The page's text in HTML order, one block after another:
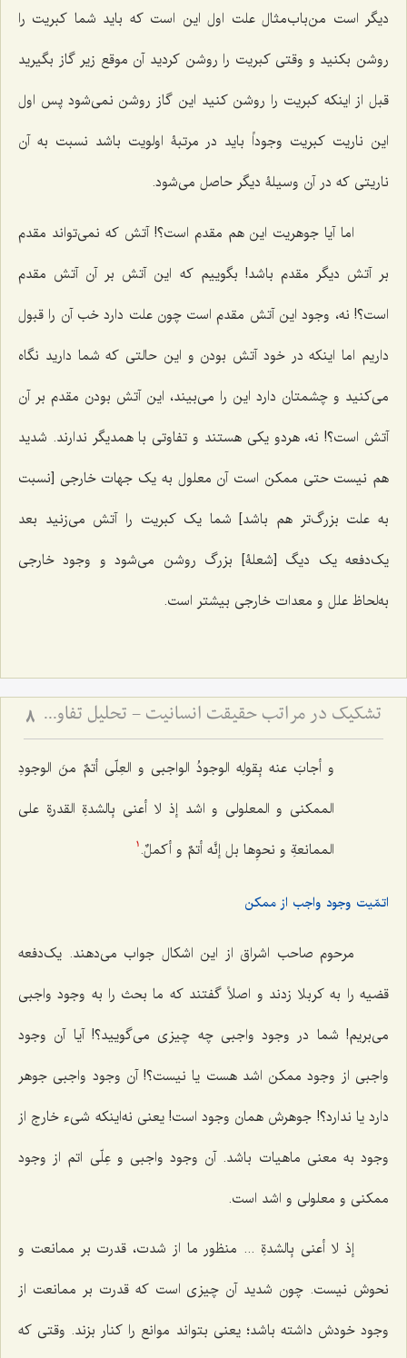
دیگر است من‌باب‌مثال علت اول این است که باید شما کبریت را
روشن بکنید و وقتى کبریت را روشن کردید آن موقع زیر گاز بگیرید
قبل از اینکه کبریت را روشن کنید این گاز روشن نمى‌شود پس اول
این ناریت کبریت وجوداً باید در مرتبۀ اولویت باشد نسبت به آن
ناریتى که در آن وسیلۀ دیگر حاصل مى‌شود.
اما آیا جوهریت این‌ هم مقدم است؟! آتش که نمى‌تواند مقدم
بر آتش دیگر مقدم باشد! بگوییم که این آتش بر آن آتش مقدم
است؟! نه، وجود این آتش مقدم است چون علت دارد خب آن را قبول
داریم اما اینکه در خود آتش بودن و این حالتى که شما دارید نگاه
مى‌کنید و چشمتان دارد این را مى‌بیند، این آتش بودن مقدم بر آن
آتش است؟! نه، هردو یکى هستند و تفاوتى با همدیگر ندارند. شدید
هم نیست حتى ممکن است آن معلول به یک جهات خارجى [نسبت
به علت بزرگ‌تر هم باشد] شما یک کبریت را آتش مى‌زنید بعد
یک‌دفعه یک دیگ [شعلۀ] بزرگ روشن مى‌شود و وجود خارجى
به‌لحاظ علل و معدات خارجى بیشتر است.
تشکیک در مراتب حقیقت انسانیت - تحلیل تفاوت صور ملکوتی افراد بر اساس شدت و ضعف فصل 8
و أجابَ عنه بِقولِه الوجودُ الواجبی و العِلّی‌ أتمٌ منَ الوجودِ
الممکنی و المعلولی و اشد إذ لا أعنی بِالشدةِ القدرةِ على
الممانعةِ و نحوِها بل إنَّه أتمٌ و أکملٌ. 1
اتمّیت وجود واجب از ممکن
مرحوم صاحب اشراق از این اشکال جواب مى‌دهند. یک‌دفعه
قضیه را به کربلا زدند و اصلاً گفتند که ما بحث را به وجود واجبی
مى‌بریم! شما در وجود واجبى چه چیزی مى‌گویید؟! آیا آن وجود
واجبى از وجود ممکن اشد هست یا نیست؟! آن وجود واجبى جوهر
دارد یا ندارد؟! جوهرش همان وجود است! یعنى نه‌اینکه شىء خارج از
وجود به معنى ماهیات باشد. آن وجود واجبى و عِلّى اتم از وجود
ممکنى و معلولى و اشد است.
إذ لا أعنی بِالشدةِ ... منظور ما از شدت، قدرت بر ممانعت و
نحوش نیست. چون شدید آن چیزى است که قدرت بر ممانعت از
وجود خودش داشته‌ باشد؛ یعنى بتواند موانع را کنار بزند. وقتى که